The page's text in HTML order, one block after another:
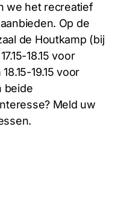
we het recreatief
Op de
de Houtkamp (bij
18.15 voor
19.15 voor
beide
Meld uw